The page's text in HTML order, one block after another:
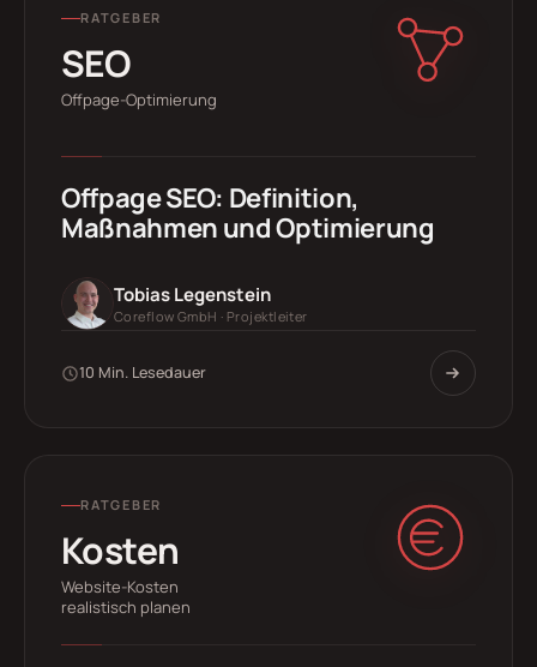
RATGEBER
SEO
Offpage-Optimierung
Offpage SEO: Definition,
Maßnahmen und Optimierung
Tobias Legenstein
Coreflow GmbH · Projektleiter
10 Min. Lesedauer
RATGEBER
Kosten
Website-Kosten
realistisch planen